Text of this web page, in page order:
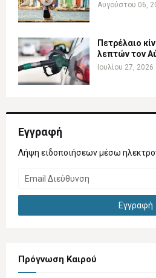
Αυγούστου 06,
Πετρέλαιο
λεπτών τον
Ιουλίου 27, 2026
Εγγραφή
Λήψη ειδοποιήσεων μέσω
Πρόγνωση Καιρού